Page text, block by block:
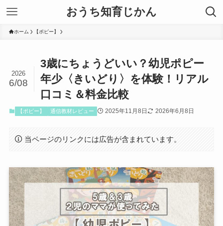
おうち知育じかん
ホーム 【ポピー】
3歳にちょうどいい？幼児ポピー
年少〈きいどり〉を体験！リアル
口コミ＆料金比較
2026
6/08
【ポピー】 通信教材レビュー 2025年11月8日 2026年6月8日
当ページのリンクには広告が含まれています。